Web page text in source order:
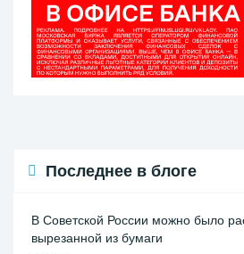
Последнее в блоге
В Советской России можно было
вырезанной из бумаги